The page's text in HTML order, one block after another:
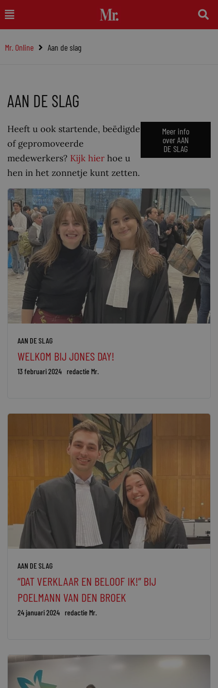
naar
inhoud
Main
Menu
Mr. Online Aan de slag
AAN DE SLAG
Heeft u ook startende, beëdigde
of gepromoveerde
medewerkers? Kijk hier hoe u
hen in het zonnetje kunt zetten.
Meer info
over AAN
DE SLAG
AAN DE SLAG
WELKOM BIJ JONES DAY!
13 februari 2024 redactie Mr.
AAN DE SLAG
“DAT VERKLAAR EN BELOOF IK!” BIJ
POELMANN VAN DEN BROEK
24 januari 2024 redactie Mr.
PaginaPaginaPaginaPagina
PaginaPagina